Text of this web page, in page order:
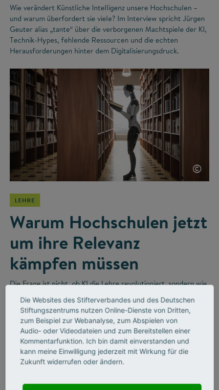
Wie verändert Künstliche Intelligenz unsere Hochschulen –
und warum überfordert sie viele? Im Interview spricht Jürgen
Geuter alias „tante“ über die verborgenen Machtspiele der KI,
Technik-Hypes, fehlende Ressourcen und die echten
Herausforderungen hinter dem Digitalisierungsdruck.
©
LEHRE
Warum Hochschulen jetzt
um ihre Relevanz
kämpfen müssen
Die Frage ist nicht, ob KI die Lehre revolutioniert, sondern wie
Religionswissenschaftler Bernhard Lange vom disruptiven
Wandel in Hochschulen und wie Unternehmen diesen
befeuern werden.
Die Websites des Stifterverbandes und des Deutschen
Stiftungszentrums nutzen Online-Dienste von Dritten,
zum Beispiel zur Webanalyse, zum Abspielen von
Audio- oder Videodateien und zum Bereitstellen einer
Kommentarfunktion. Ich bin damit einverstanden und
kann meine Einwilligung jederzeit mit Wirkung für die
Zukunft widerrufen oder ändern.